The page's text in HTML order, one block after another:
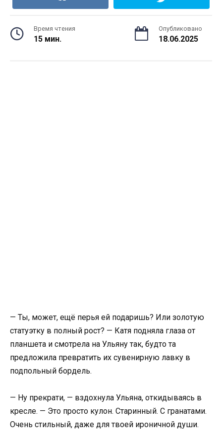
Время чтения
15 мин.
Опубликовано
18.06.2025
— Ты, может, ещё перья ей подаришь? Или золотую
статуэтку в полный рост? — Катя подняла глаза от
планшета и смотрела на Ульяну так, будто та
предложила превратить их сувенирную лавку в
подпольный бордель.
— Ну прекрати, — вздохнула Ульяна, откидываясь в
кресле. — Это просто кулон. Старинный. С гранатами.
Очень стильный, даже для твоей ироничной души.